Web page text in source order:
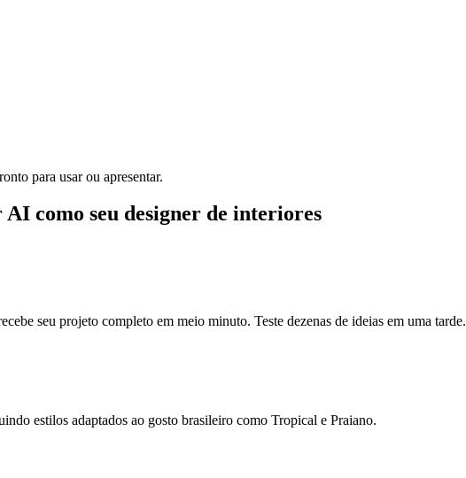
para usar ou apresentar.
como seu designer de interiores
seu projeto completo em meio minuto. Teste dezenas de ideias em uma tarde.
estilos adaptados ao gosto brasileiro como Tropical e Praiano.